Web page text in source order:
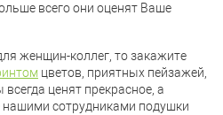
всего они оценят Ваше
женщин-коллег, то закажите
цветов, приятных пейзажей,
ценят прекрасное, а
нашими сотрудниками подушки